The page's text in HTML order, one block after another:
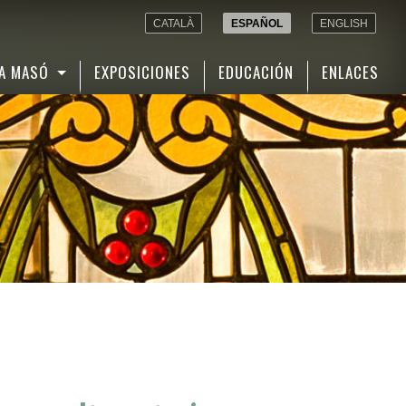
CATALÀ ESPAÑOL ENGLISH
MASÓ EXPOSICIONES EDUCACIÓN ENLACES